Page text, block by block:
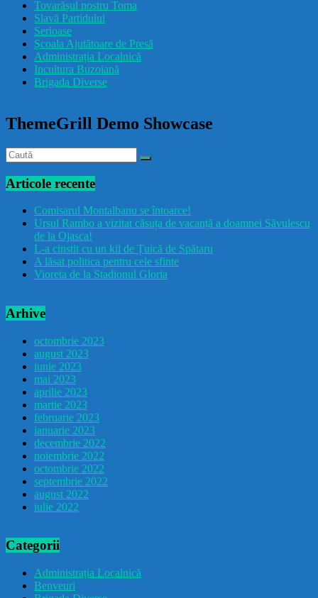
drăcușorulbuzoian
Tovarășul nostru Toma
Slavă Partidului
Serioase
Școala Ajutătoare de Presă
Administrația Localnică
Incultura Buzoiană
Brigada Diverse
ThemeGrill Demo Showcase
Articole recente
Comisarul Montalbanu se întoarce!
Ursul Rambo a vizitat căsuța de vacanță a doamnei Săvulescu
de la Ojasca!
L-a cinstit cu un kil de Țuică de Spătaru
A lăsat politica pentru cele sfinte
Vioreta de la Stadionul Gloria
Arhive
octombrie 2023
august 2023
iunie 2023
mai 2023
aprilie 2023
martie 2023
februarie 2023
ianuarie 2023
decembrie 2022
noiembrie 2022
octombrie 2022
septembrie 2022
august 2022
iulie 2022
Categorii
Administrația Localnică
Benveuri